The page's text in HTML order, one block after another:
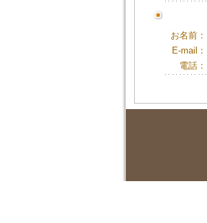
お名前：
E-mail：
電話：